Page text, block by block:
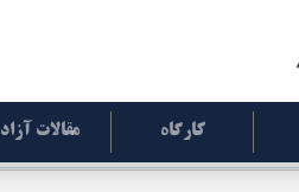
کارگاه مقالات آزاد